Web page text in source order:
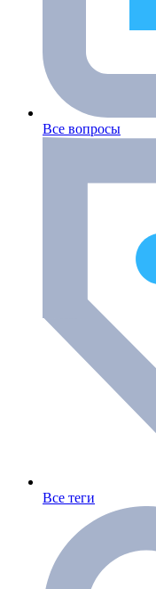
Все вопросы
Все теги